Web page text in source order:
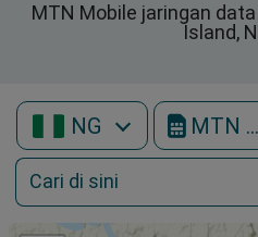
MTN Mobile jaringan
Island,
NG MTN Mobile